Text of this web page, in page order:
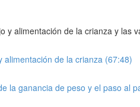
y alimentación de la crianza y las
alimentación de la crianza (67:48)
la ganancia de peso y el paso al